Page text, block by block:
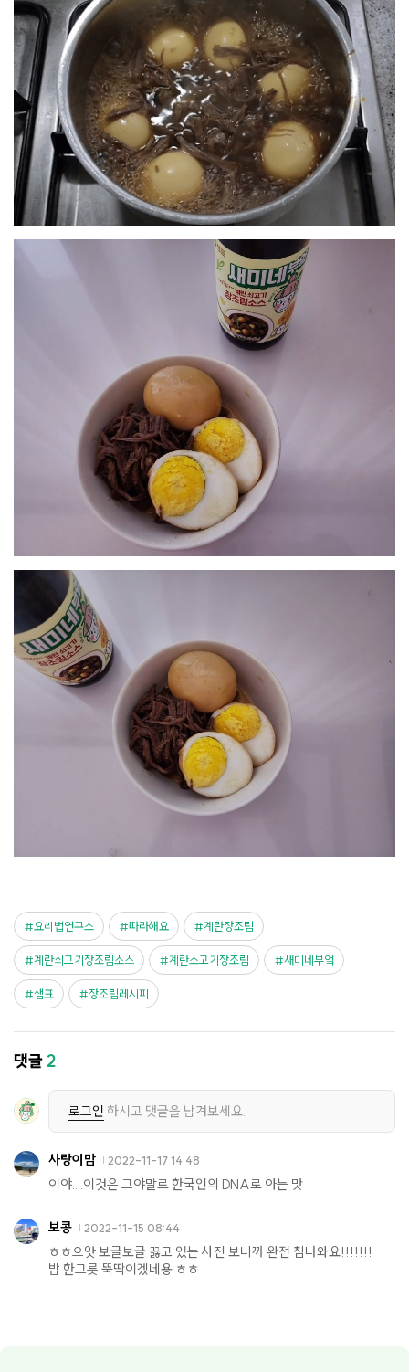
요리법연구소 따라해요 계란장조림
계란쇠고기장조림소스 계란소고기장조림 새미네부엌
샘표 장조림레시피
댓글2
로그인 하시고 댓글을 남겨보세요.
사랑이맘 2022-11-17 14:48
이야....이것은 그야말로 한국인의 DNA로 아는 맛
보콩 2022-11-15 08:44
ㅎㅎ으앗 보글보글 끓고 있는 사진 보니까 완전 침나와요!!!!!!!
밥 한그릇 뚝딱이겠네용 ㅎㅎ